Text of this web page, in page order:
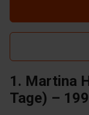
1. Martina
Tage) –